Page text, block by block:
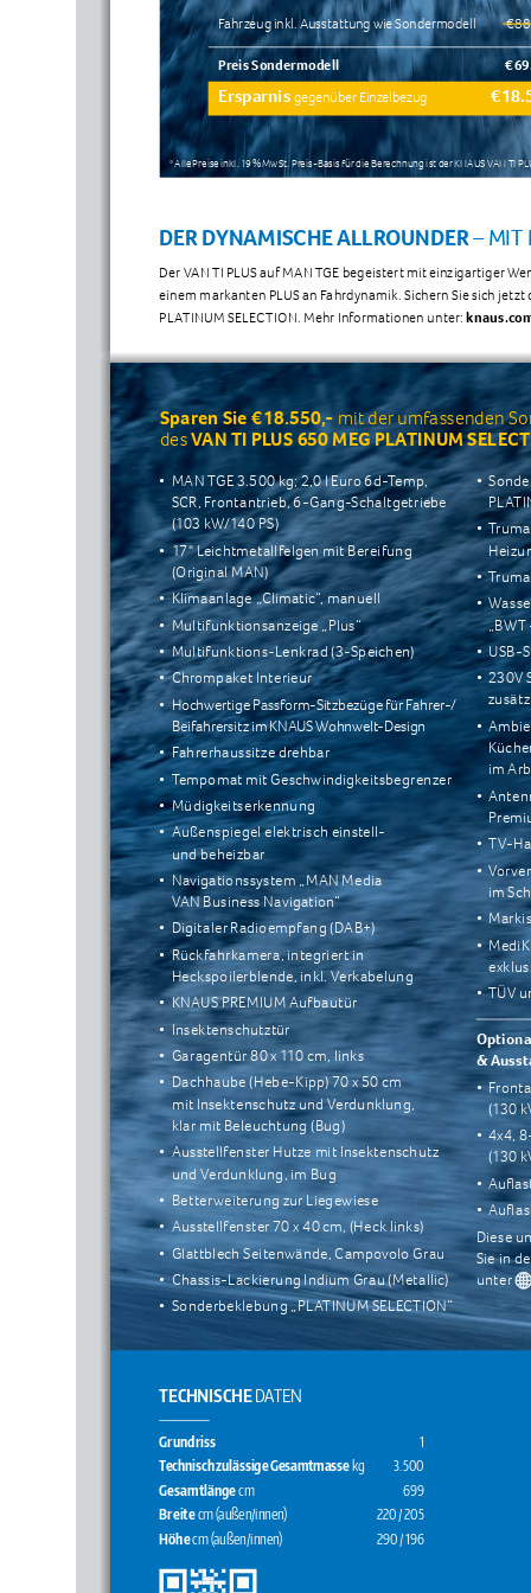
Fahrzeug inkl. Ausstattung wie Sondermodell €
Preis Sondermodell €
Ersparnis gegenüber Einzelbezug €
DER DYNAMISCHE ALLROUNDER – MIT
Der VAN TI PLUS auf MAN TGE begeistert mit einzigartiger
einem markanten PLUS an Fahrdynamik. Sichern Sie sich
PLATINUM SELECTION. Mehr Informationen unter:
* Alle Preise inkl. 19 % MwSt. Preis-Basis für die Berechnung ist der KNAUS VAN TI
• MAN TGE 3.500 kg; 2,0 l Euro 6d-Temp,
SCR, Frontantrieb, 6-Gang-Schaltgetriebe
(103 kW/140 PS)
• 17" Leichtmetallfelgen mit Bereifung
(Original MAN)
• Klimaanlage „Climatic“, manuell
• Multifunktionsanzeige „Plus“
• Multifunktions-Lenkrad (3-Speichen)
• Chrompaket Interieur
• Hochwertige Passform-Sitzbezüge für Fahrer-/
Beifahrersitz im KNAUS Wohnwelt-Design
•    Fahrerhaussitze drehbar
• Tempomat mit Geschwindigkeitsbegrenzer
• Müdigkeitserkennung
• Außenspiegel elektrisch einstell-
und beheizbar
• Navigationssystem „MAN Media
VAN Business Navigation“
• Digitaler Radioempfang (DAB+)
• Rückfahrkamera, integriert in
Heckspoilerblende, inkl. Verkabelung
• KNAUS PREMIUM Aufbautür
• Insektenschutztür
• Garagentür 80 x 110 cm, links
• Dachhaube (Hebe-Kipp) 70 x 50 cm
mit Insektenschutz und Verdunklung,
klar mit Beleuchtung (Bug)
• Ausstellfenster Hutze mit Insektenschutz
und Verdunklung, im Bug
• Betterweiterung zur Liegewiese
• Ausstellfenster 70 x 40 cm, (Heck links)
• Glattblech Seitenwände, Campovolo Grau
• Chassis-Lackierung Indium Grau (Metallic)
• Sonderbeklebung „PLATINUM SELECTION“
•
•
•
•
• USB-
• 230V
•
im
•
• TV-
•
im
•
•
• TÜV
&
•
(130
• 4x4,
(130
•
•
Diese
Sie in
unter
Sparen Sie € 18.550,- mit der umfassenden
des VAN TI PLUS 650 MEG PLATINUM
TECHNISCHE DATEN
Grundriss
1
Technisch zulässige Gesamtmasse kg
3.500
Gesamtlänge cm                                                        699
Breite cm (außen/innen)
220 / 205
Höhe cm (außen/innen) 290 / 196